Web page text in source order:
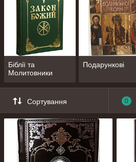
Біблії та
Молитовники
Подарункові
Сортування 0